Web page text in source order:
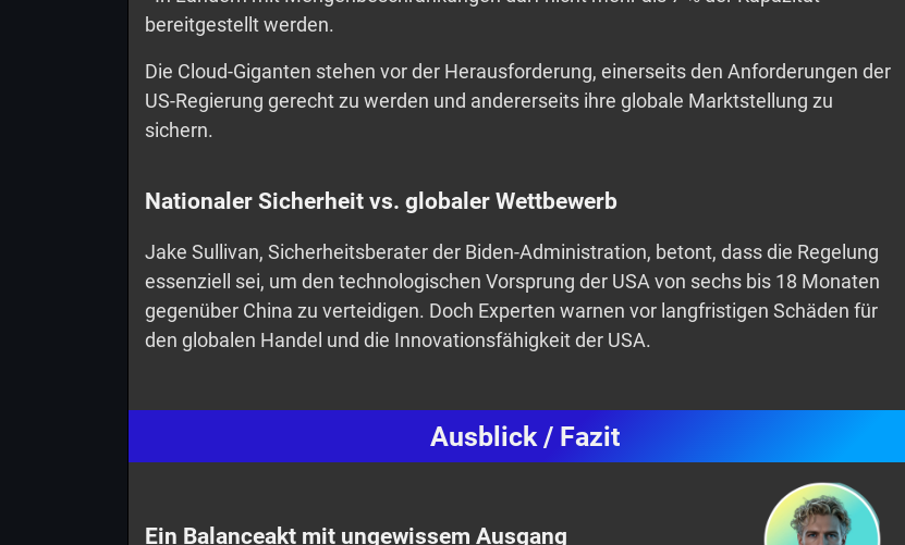
bereitgestellt werden.
Die Cloud-Giganten stehen vor der Herausforderung, einerseits den Anforderungen der
US-Regierung gerecht zu werden und andererseits ihre globale Marktstellung zu
sichern.
Nationaler Sicherheit vs. globaler Wettbewerb
Jake Sullivan, Sicherheitsberater der Biden-Administration, betont, dass die Regelung
essenziell sei, um den technologischen Vorsprung der USA von sechs bis 18 Monaten
gegenüber China zu verteidigen. Doch Experten warnen vor langfristigen Schäden für
den globalen Handel und die Innovationsfähigkeit der USA.
Ausblick / Fazit
Ein Balanceakt mit ungewissem Ausgang